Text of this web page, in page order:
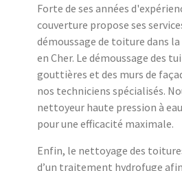
Forte de ses années
couverture propose ses
démoussage de toiture dans
en Cher. Le démoussage des
gouttières et des murs de
nos techniciens spécialisés.
nettoyeur haute pression à
pour une efficacité maximale.
Enfin, le nettoyage des
d’un traitement hydrofuge